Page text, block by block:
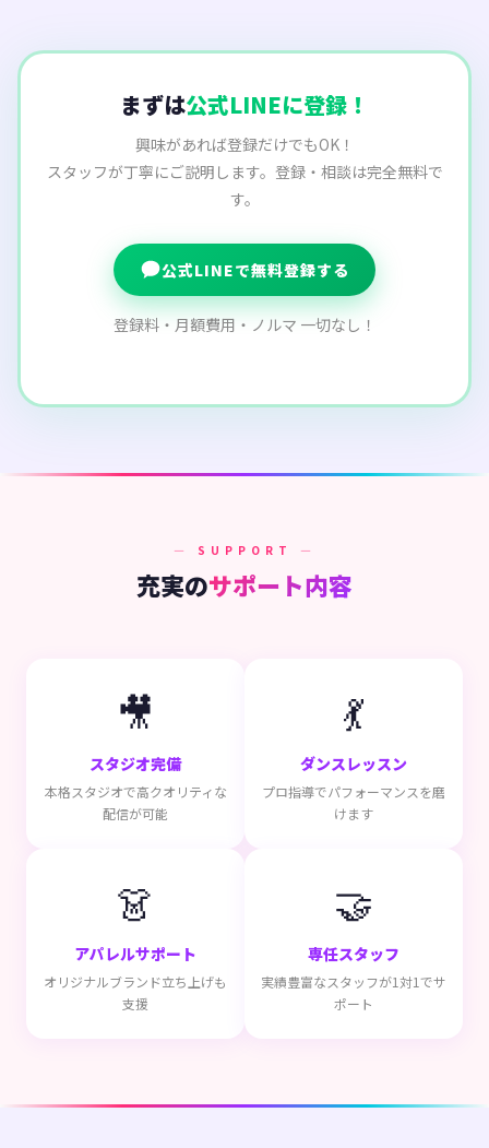
まずは公式LINEに登録！
興味があれば登録だけでもOK！
スタッフが丁寧にご説明します。登録・相談は完全無料で
す。
公式LINEで無料登録する
登録料・月額費用・ノルマ 一切なし！
— SUPPORT —
充実のサポート内容
🎥
スタジオ完備
本格スタジオで高クオリティな
配信が可能
💃
ダンスレッスン
プロ指導でパフォーマンスを磨
けます
👗
アパレルサポート
オリジナルブランド立ち上げも
支援
🤝
専任スタッフ
実績豊富なスタッフが1対1でサ
ポート